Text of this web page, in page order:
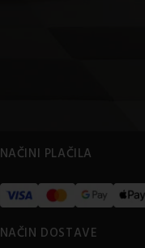
NAČINI PLAČILA
NAČIN DOSTAVE